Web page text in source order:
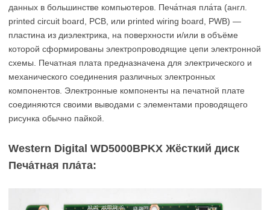
данных в большинстве компьютеров. Печа́тная пла́та (англ.
printed circuit board, PCB, или printed wiring board, PWB) —
пластина из диэлектрика, на поверхности и/или в объёме
которой сформированы электропроводящие цепи электронной
схемы. Печатная плата предназначена для электрического и
механического соединения различных электронных
компонентов. Электронные компоненты на печатной плате
соединяются своими выводами с элементами проводящего
рисунка обычно пайкой.
Western Digital WD5000BPKX Жёсткий диск
Печа́тная пла́та: